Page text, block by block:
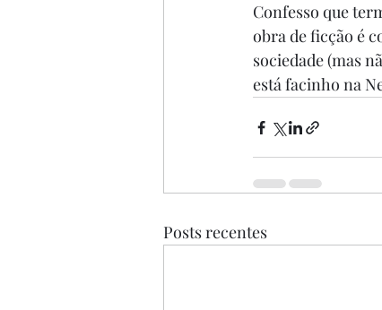
Confesso que
obra de ficção é
sociedade (mas
está facinho na
Posts recentes